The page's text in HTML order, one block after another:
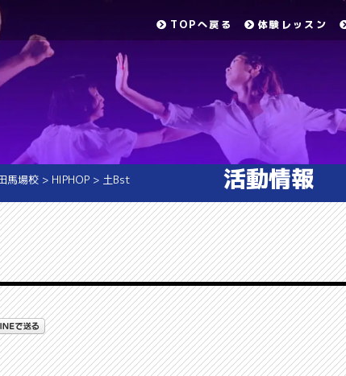
TOPへ戻る 体験レッスン
馬場校 > HIPHOP > 土Bst 活動情報